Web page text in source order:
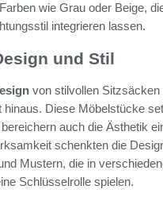
wie Grau oder Beige,
integrieren lassen.
und Stil
von stilvollen Sitzsäcken
hinaus. Diese Möbelstücke
auch die Ästhetik
schenkten die
Mustern, die in
Schlüsselrolle spielen.